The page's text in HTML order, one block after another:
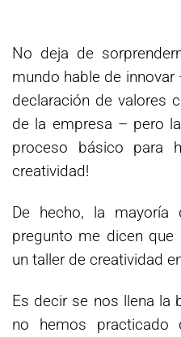
No deja de
mundo hable de innovar
declaración de valores
de la empresa – pero
proceso básico para
creatividad!
De hecho, la
pregunto me dicen que
un taller de creatividad
Es decir se nos llena la
no hemos practicado